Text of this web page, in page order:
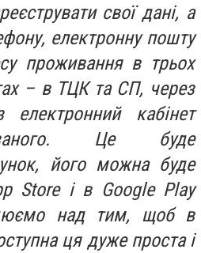
свої дані, а
електронну пошту
проживання в трьох
– в ТЦК та СП, через
кабінет
Це буде
його можна буде
Store і в Google Play
над тим, щоб в
ця дуже проста і